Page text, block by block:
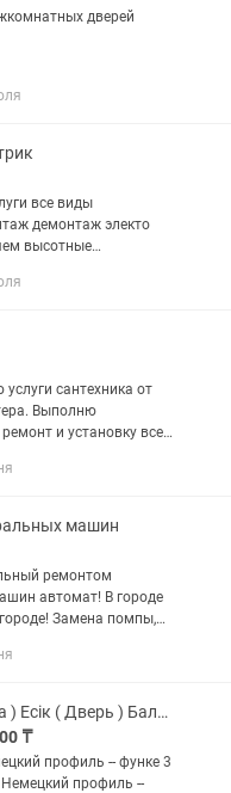
дверей
все виды
демонтаж электо
высотные
на дом
сантехника от
Выполню
и установку всех
ванн,
машин
ремонтом
автомат! В городе
Замена помпы,
Устранение течи.
Терезе ( Окна ) Есік ( Дверь ) Балкон
₸